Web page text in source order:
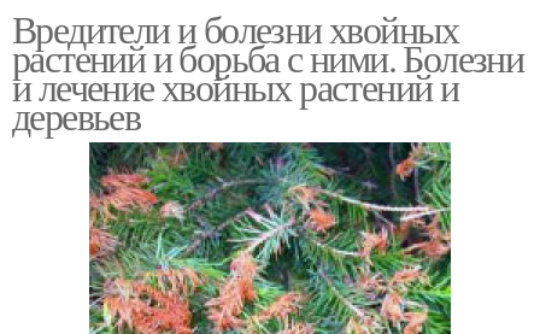
Вредители и болезни хвойных
растений и борьба с ними. Болезни
и лечение хвойных растений и
деревьев